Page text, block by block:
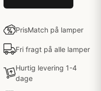
PrisMatch på lamper
Fri fragt på alle lamper
Hurtig levering 1-4
dage